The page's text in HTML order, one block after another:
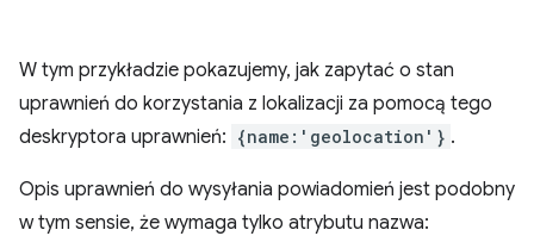
W tym przykładzie pokazujemy, jak zapytać o stan
uprawnień do korzystania z lokalizacji za pomocą tego
deskryptora uprawnień: {name:'geolocation'} .
Opis uprawnień do wysyłania powiadomień jest podobny
w tym sensie, że wymaga tylko atrybutu nazwa: